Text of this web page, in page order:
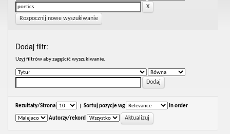
Rozpocznij nowe wyszukiwanie
Dodaj filtr:
Uzyj filtrów aby zagęścić wyszukiwanie.
Rezultaty/Strona Sortuj pozycje wg In order
Autorzy/rekord